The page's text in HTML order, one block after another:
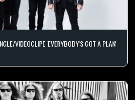
VIDEOCLIPE 'EVERYBODY'S GOT A PLAN'